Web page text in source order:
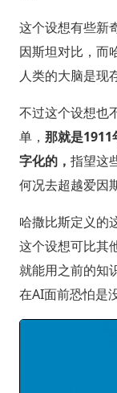
这个设想有些新
因斯坦对比，而
人类的大脑是现
不过这个设想也
单， 那就是1911
字化的， 指望这
何况去超越爱因
哈撒比斯定义的
这个设想可比其
就能用之前的知
在AI面前恐怕是